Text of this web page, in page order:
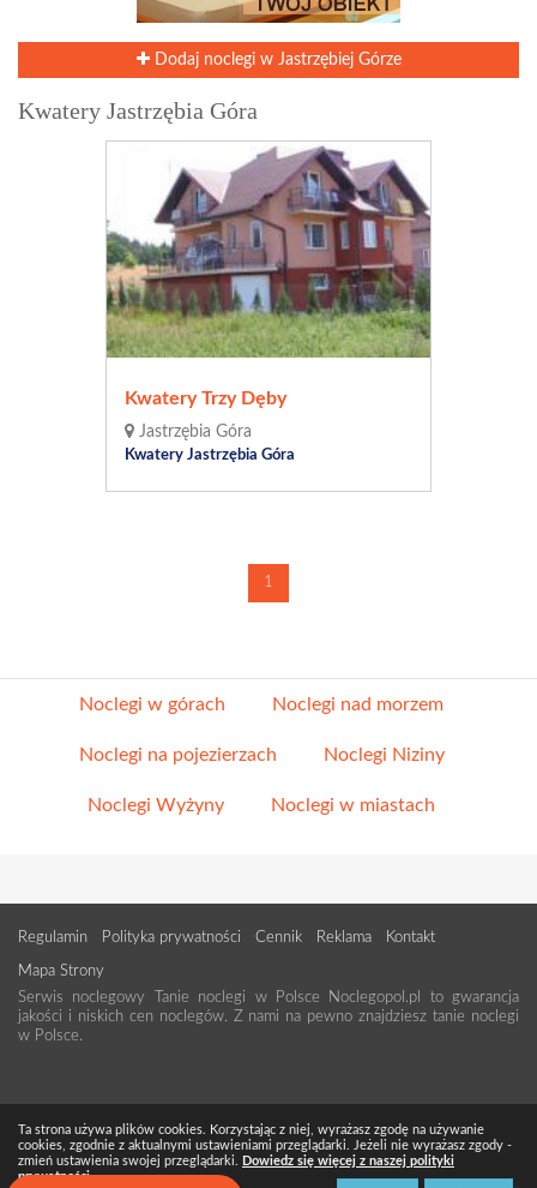
Dodaj noclegi w Jastrzębiej Górze
Kwatery Jastrzębia Góra
Kwatery Trzy Dęby
Jastrzębia Góra
Kwatery Jastrzębia Góra
1
Noclegi w górach Noclegi nad morzem
Noclegi na pojezierzach Noclegi Niziny
Noclegi Wyżyny Noclegi w miastach
Regulamin Polityka prywatności Cennik Reklama Kontakt
Mapa Strony
Serwis noclegowy Tanie noclegi w Polsce Noclegopol.pl to gwarancja
jakości i niskich cen noclegów. Z nami na pewno znajdziesz tanie noclegi
w Polsce.
Ta strona używa plików cookies. Korzystając z niej, wyrażasz zgodę na używanie
cookies, zgodnie z aktualnymi ustawieniami przeglądarki. Jeżeli nie wyrażasz zgody -
zmień ustawienia swojej przeglądarki.
Dowiedz się więcej z naszej polityki
prywatności.